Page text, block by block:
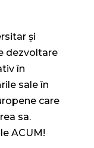
și
dezvoltare
în
sale în
care
sa.
ACUM!